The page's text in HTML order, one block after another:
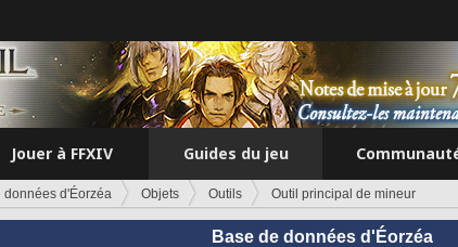
Jouer à FFXIV Guides du jeu
données d'Éorzéa Objets Outils Outil principal de mineur
Base de données d'Éorzéa